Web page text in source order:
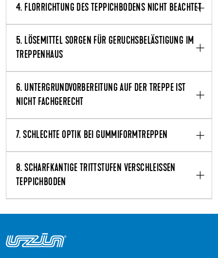
4. FLORRICHTUNG DES TEPPICHBODENS NICHT BEACHTET
5. LÖSEMITTEL SORGEN FÜR GERUCHSBELÄSTIGUNG IM
TREPPENHAUS
6. UNTERGRUNDVORBEREITUNG AUF DER TREPPE IST
NICHT FACHGERECHT
7. SCHLECHTE OPTIK BEI GUMMIFORMTREPPEN
8. SCHARFKANTIGE TRITTSTUFEN VERSCHLEISSEN T
EPPICHBODEN